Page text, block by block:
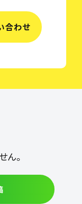
合わせ
ん。